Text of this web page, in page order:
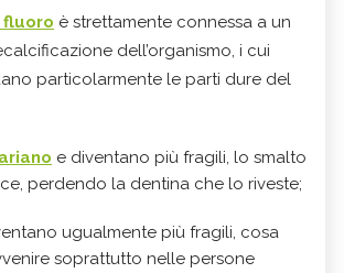
fluoro è strettamente connessa a un
dell’organismo, i cui
particolarmente le parti dure del
e diventano più fragili, lo smalto
perdendo la dentina che lo riveste;
ugualmente più fragili, cosa
soprattutto nelle persone